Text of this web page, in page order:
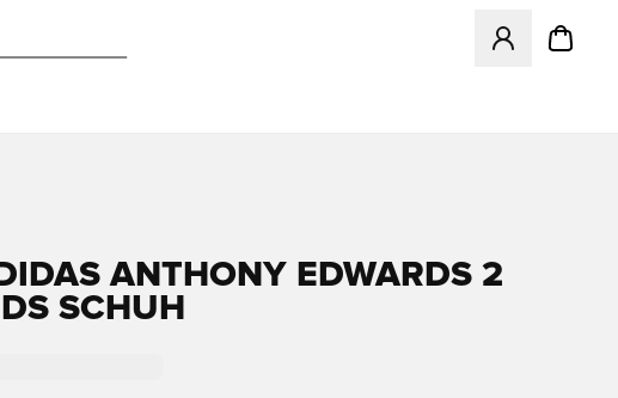
Öffnet ein
ANTHONY EDWARDS 2
SCHUH